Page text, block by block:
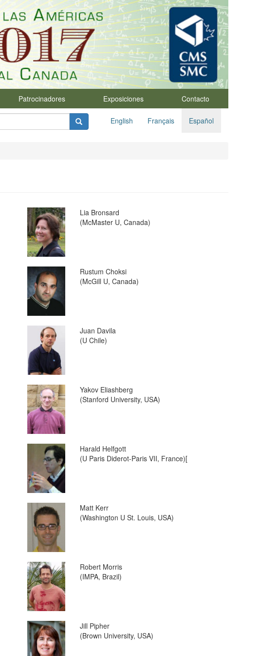
Patrocinadores Exposiciones Contacto
English Français Español
Lia Bronsard
(McMaster U, Canada)
Rustum Choksi
(McGill U, Canada)
Juan Davila
(U Chile)
Yakov Eliashberg
(Stanford University, USA)
Harald Helfgott
(U Paris Diderot-Paris VII, France)[
Matt Kerr
(Washington U St. Louis, USA)
Robert Morris
(IMPA, Brazil)
Jill Pipher
(Brown University, USA)